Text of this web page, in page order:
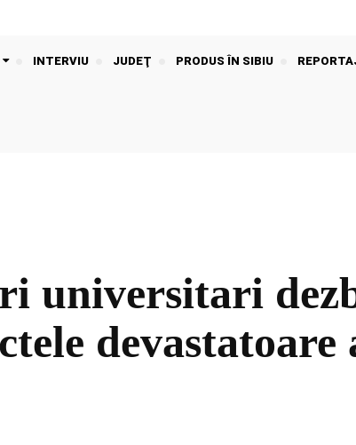
INTERVIU JUDEŢ PRODUS ÎN SIBIU
universitari